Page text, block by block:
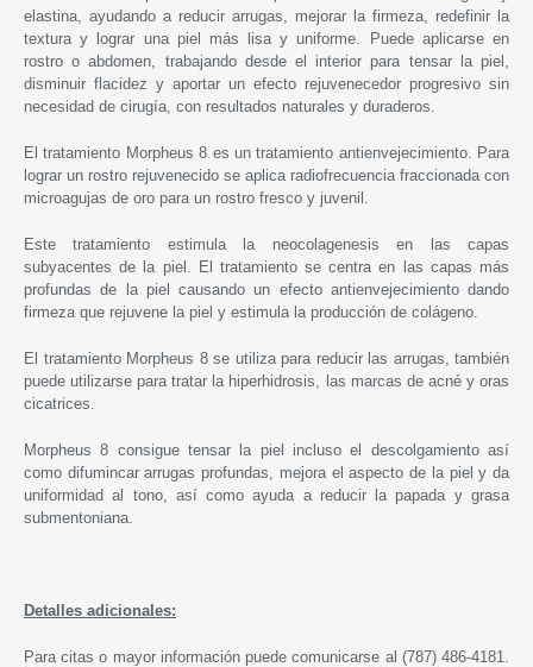
elastina, ayudando a reducir arrugas, mejorar la firmeza, redefinir la
textura y lograr una piel más lisa y uniforme. Puede aplicarse en
rostro o abdomen, trabajando desde el interior para tensar la piel,
disminuir flacidez y aportar un efecto rejuvenecedor progresivo sin
necesidad de cirugía, con resultados naturales y duraderos.
El tratamiento Morpheus 8 es un tratamiento antienvejecimiento. Para
lograr un rostro rejuvenecido se aplica radiofrecuencia fraccionada con
microagujas de oro para un rostro fresco y juvenil.
Este tratamiento estimula la neocolagenesis en las capas
subyacentes de la piel. El tratamiento se centra en las capas más
profundas de la piel causando un efecto antienvejecimiento dando
firmeza que rejuvene la piel y estimula la producción de colágeno.
El tratamiento Morpheus 8 se utiliza para reducir las arrugas, también
puede utilizarse para tratar la hiperhidrosis, las marcas de acné y oras
cicatrices.
Morpheus 8 consigue tensar la piel incluso el descolgamiento así
como difumincar arrugas profundas, mejora el aspecto de la piel y da
uniformidad al tono, así como ayuda a reducir la papada y grasa
submentoniana.
Detalles adicionales:
Para citas o mayor información puede comunicarse al (787) 486-4181.